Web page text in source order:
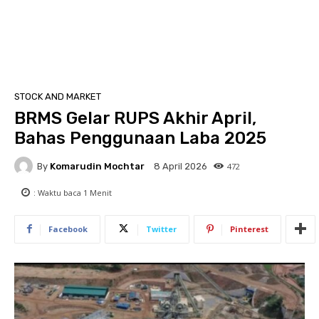
STOCK AND MARKET
BRMS Gelar RUPS Akhir April,
Bahas Penggunaan Laba 2025
By Komarudin Mochtar 8 April 2026 472
: Waktu baca 1 Menit
Facebook Twitter Pinterest